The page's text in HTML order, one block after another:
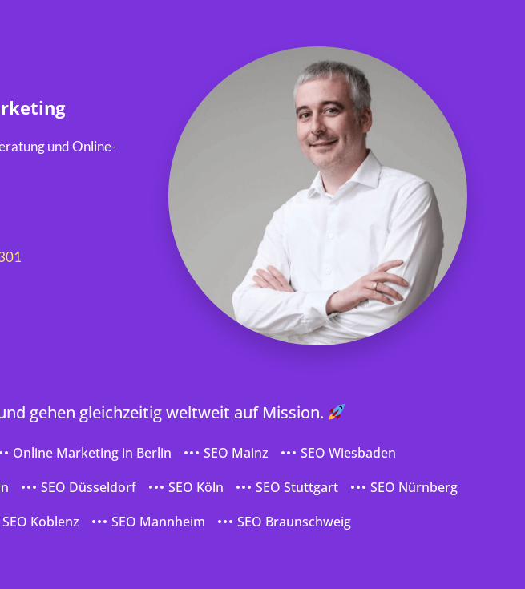
und Online-
gehen gleichzeitig weltweit auf Mission.
Online Marketing in Berlin SEO Mainz
SEO Wiesbaden
SEO Düsseldorf SEO Köln SEO Stuttgart
SEO Nürnberg
SEO Koblenz SEO Mannheim SEO Braunschweig